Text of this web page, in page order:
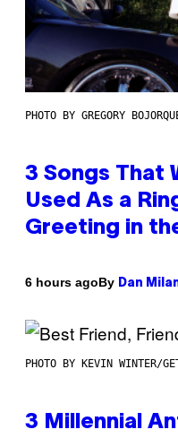
PHOTO BY GREGORY
3 Songs That
Used As a
Greeting in
6 hours agoBy Dan
PHOTO BY KEVIN WINTER/
3 Millennial